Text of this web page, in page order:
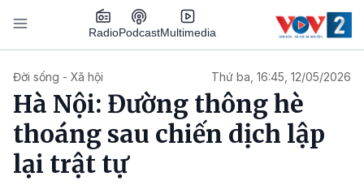
Nhảy đến nội dung
RadioPodcastMultimedia
Đời sống - Xã hội Thứ ba, 16:45, 12/05/2026
Hà Nội: Đường thông hè
thoáng sau chiến dịch lập
lại trật tự